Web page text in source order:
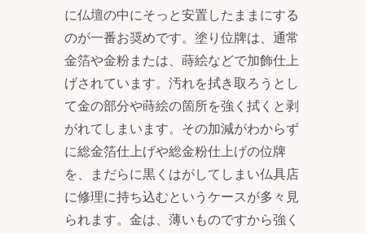
に仏壇の中にそっと安置したままにする
のが一番お奨めです。塗り位牌は、通常
金箔や金粉または、蒔絵などで加飾仕上
げされています。汚れを拭き取ろうとし
て金の部分や蒔絵の箇所を強く拭くと剥
がれてしまいます。その加減がわからず
に総金箔仕上げや総金粉仕上げの位牌
を、まだらに黒くはがしてしまい仏具店
に修理に持ち込むというケースが多々見
られます。金は、薄いものですから強く